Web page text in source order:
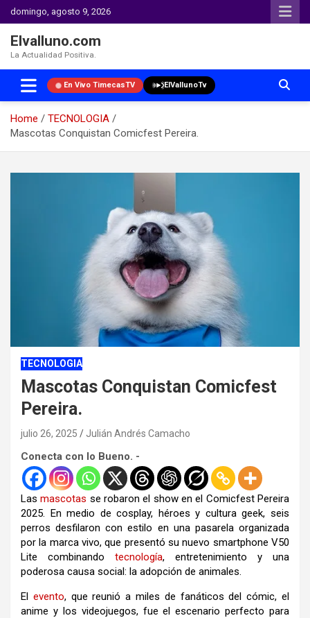
domingo, agosto 9, 2026
Elvalluno.com
La Actualidad Positiva.
En Vivo TimecasTV ElVallunoTv
Home
TECNOLOGIA
Mascotas Conquistan Comicfest Pereira.
TECNOLOGIA
Mascotas Conquistan Comicfest
Pereira.
julio 26, 2025 Julián Andrés Camacho
Conecta con lo Bueno. -
Lasmascotas se robaron el show en el Comicfest Pereira
2025. En medio de cosplay, héroes y cultura geek, seis
perros desfilaron con estilo en una pasarela organizada
por la marca vivo, que presentó su nuevo smartphone V50
Lite combinando tecnología, entretenimiento y una
poderosa causa social: la adopción de animales.
El evento, que reunió a miles de fanáticos del cómic, el
anime y los videojuegos, fue el escenario perfecto para